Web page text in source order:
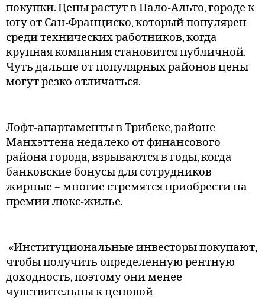
покупки. Цены растут в Пало-Альто, городе к
югу от Сан-Франциско, который популярен
среди технических работников, когда
крупная компания становится публичной.
Чуть дальше от популярных районов цены
могут резко отличаться.
Лофт-апартаменты в Трибеке, районе
Манхэттена недалеко от финансового
района города, взрываются в годы, когда
банковские бонусы для сотрудников
жирные – многие стремятся приобрести на
премии люкс-жилье.
«Институциональные инвесторы покупают,
чтобы получить определенную рентную
доходность, поэтому они менее
чувствительны к ценовой